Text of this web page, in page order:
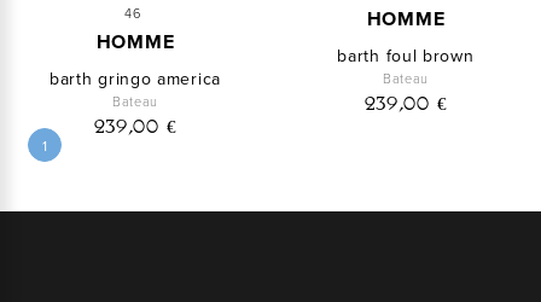
46
HOMME
barth gringo america
Bateau
239,00 €
HOMME
barth foul brown
Bateau
239,00 €
1